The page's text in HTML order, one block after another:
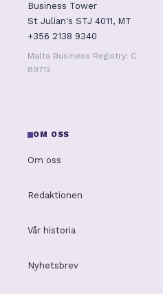
Business Tower
St Julian's STJ 4011, MT
+356 2138 9340
Malta Business Registry: C
89712
OM OSS
Om oss
Redaktionen
Vår historia
Nyhetsbrev